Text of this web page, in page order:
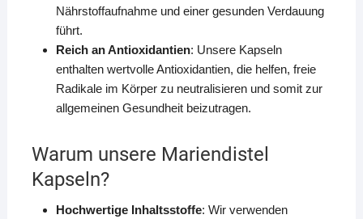
Nährstoffaufnahme und einer gesunden Verdauung
führt.
Reich an Antioxidantien: Unsere Kapseln
enthalten wertvolle Antioxidantien, die helfen, freie
Radikale im Körper zu neutralisieren und somit zur
allgemeinen Gesundheit beizutragen.
Warum unsere Mariendistel
Kapseln?
Hochwertige Inhaltsstoffe: Wir verwenden